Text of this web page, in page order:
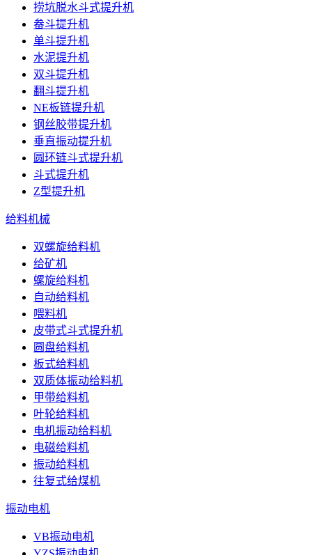
捞坑脱水斗式提升机
畚斗提升机
单斗提升机
水泥提升机
双斗提升机
翻斗提升机
NE板链提升机
钢丝胶带提升机
垂直振动提升机
圆环链斗式提升机
斗式提升机
Z型提升机
给料机械
双螺旋给料机
给矿机
螺旋给料机
自动给料机
喂料机
皮带式斗式提升机
圆盘给料机
板式给料机
双质体振动给料机
甲带给料机
叶轮给料机
电机振动给料机
电磁给料机
振动给料机
往复式给煤机
振动电机
VB振动电机